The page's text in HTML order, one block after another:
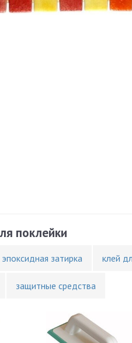
поклейки
эпоксидная затирка клей
защитные средства